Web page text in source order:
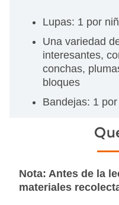
Lupas: 1 por
Una variedad
interesantes,
conchas,
bloques
Bandejas: 1
Nota: Antes de la
materiales